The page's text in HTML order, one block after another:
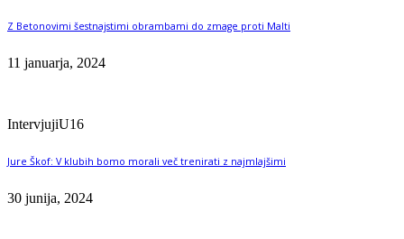
Z Betonovimi šestnajstimi obrambami do zmage proti Malti
11 januarja, 2024
IntervjujiU16
Jure Škof: V klubih bomo morali več trenirati z najmlajšimi
30 junija, 2024